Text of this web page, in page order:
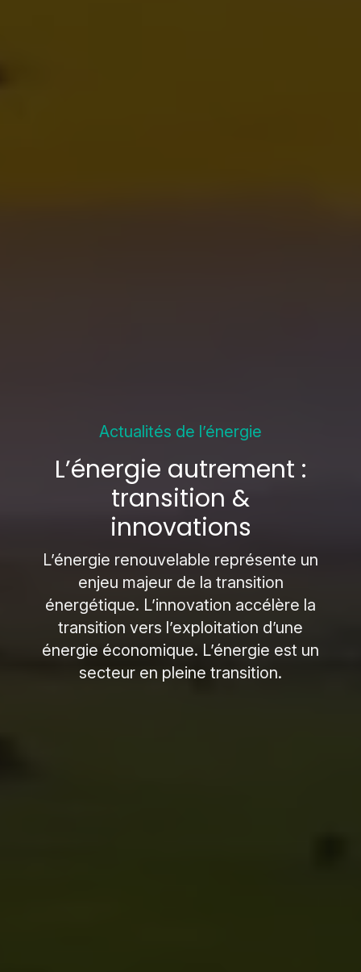
Actualités de l’énergie
L’énergie autrement :
transition &
innovations
L’énergie renouvelable représente un
enjeu majeur de la transition
énergétique. L’innovation accélère la
transition vers l’exploitation d’une
énergie économique. L’énergie est un
secteur en pleine transition.